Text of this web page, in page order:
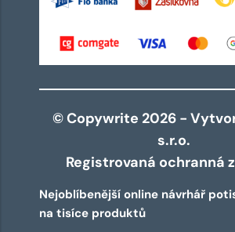
© Copywrite 2026 -
s.r.o.
Registrovaná ochranná
Nejoblíbenější online návrhář
na tisíce produktů